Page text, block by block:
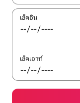
เช็คอิน
เช็คเอาท์